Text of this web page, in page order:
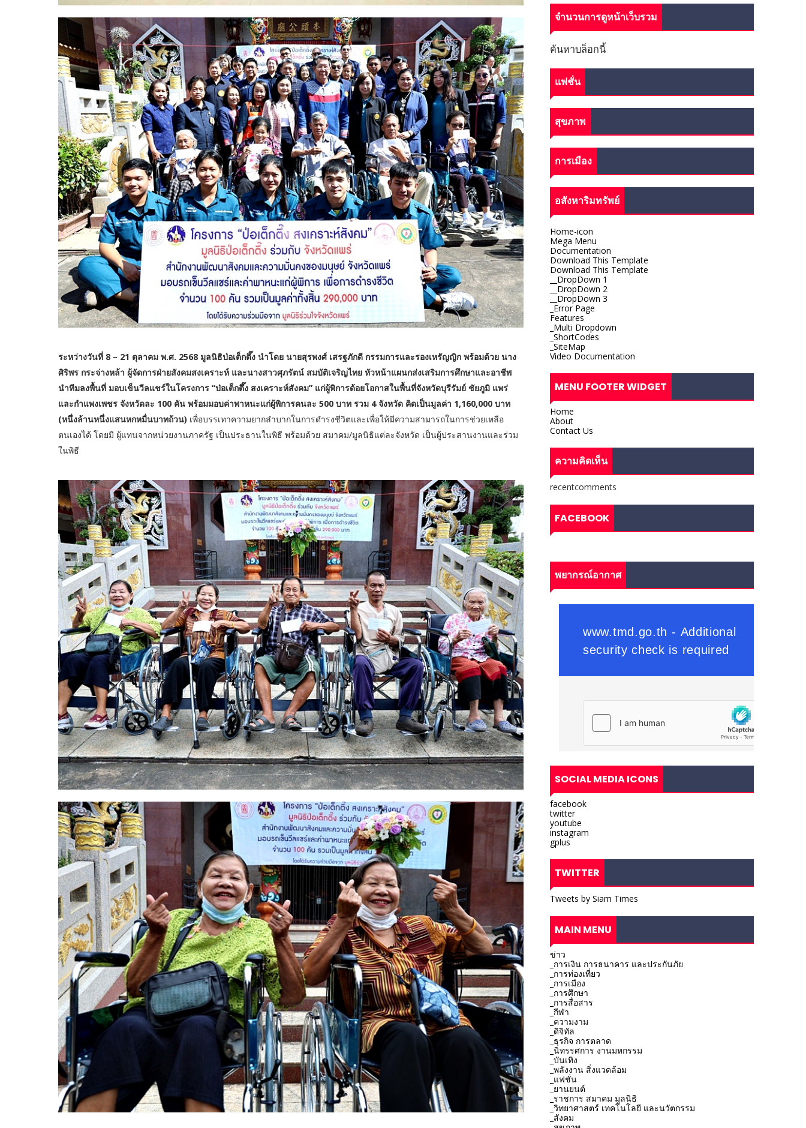
ระหว่างวันที่ 8 – 21 ตุลาคม พ.ศ. 2568 มูลนิธิป่อเต็กตึ๊ง นำโดย นายสุรพงศ์ เสรฐภักดี กรรมการและรองเหรัญญิก พร้อมด้วย นาง
ศิริพร กระจ่างหล้า ผู้จัดการฝ่ายสังคมสงเคราะห์ และนางสาวศุภรัตน์ สมบัติเจริญไทย หัวหน้าแผนกส่งเสริมการศึกษาและอาชีพ
นำทีมลงพื้นที่ มอบเข็นวีลแชร์ในโครงการ “ป่อเต็กตึ๊ง สงเคราะห์สังคม” แก่ผู้พิการด้อยโอกาสในพื้นที่จังหวัดบุรีรัมย์ ชัยภูมิ แพร่
และกำแพงเพชร จังหวัดละ 100 คัน พร้อมมอบค่าพาหนะแก่ผู้พิการคนละ 500 บาท รวม 4 จังหวัด คิดเป็นมูลค่า 1,160,000 บาท
(หนึ่งล้านหนึ่งแสนหกหมื่นบาทถ้วน) เพื่อบรรเทาความยากลำบากในการดำรงชีวิตและเพื่อให้มีความสามารถในการช่วยเหลือ
ตนเองได้ โดยมี ผู้แทนจากหน่วยงานภาครัฐ เป็นประธานในพิธี พร้อมด้วย สมาคม/มูลนิธิแต่ละจังหวัด เป็นผู้ประสานงานและร่วม
ในพิธี
จำนวนการดูหน้าเว็บรวม
ค้นหาบล็อกนี้
แฟชั่น
สุขภาพ
การเมือง
อสังหาริมทรัพย์
Home-icon
Mega Menu
Documentation
Download This Template
Download This Template
__DropDown 1
__DropDown 2
__DropDown 3
_Error Page
Features
_Multi Dropdown
_ShortCodes
_SiteMap
Video Documentation
MENU FOOTER WIDGET
Home
About
Contact Us
ความคิดเห็น
recentcomments
FACEBOOK
พยากรณ์อากาศ
SOCIAL MEDIA ICONS
facebook
twitter
youtube
instagram
gplus
TWITTER
Tweets by Siam Times
MAIN MENU
ข่าว
_การเงิน การธนาคาร และประกันภัย
_การท่องเที่ยว
_การเมือง
_การศึกษา
_การสื่อสาร
_กีฬา
_ความงาม
_ดิจิทัล
_ธุรกิจ การตลาด
_นิทรรศการ งานมหกรรม
_บันเทิง
_พลังงาน สิ่งแวดล้อม
_แฟชั่น
_ยานยนต์
_ราชการ สมาคม มูลนิธิ
_วิทยาศาสตร์ เทคโนโลยี และนวัตกรรม
_สังคม